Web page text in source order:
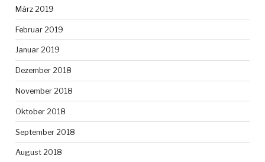
März 2019
Februar 2019
Januar 2019
Dezember 2018
November 2018
Oktober 2018
September 2018
August 2018